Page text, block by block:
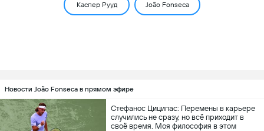
Каспер Рууд João Fonseca
Новости João Fonseca в прямом эфире
Стефанос Циципас: Перемены в карьере
случились не сразу, но всё приходит в
своё время. Моя философия в этом